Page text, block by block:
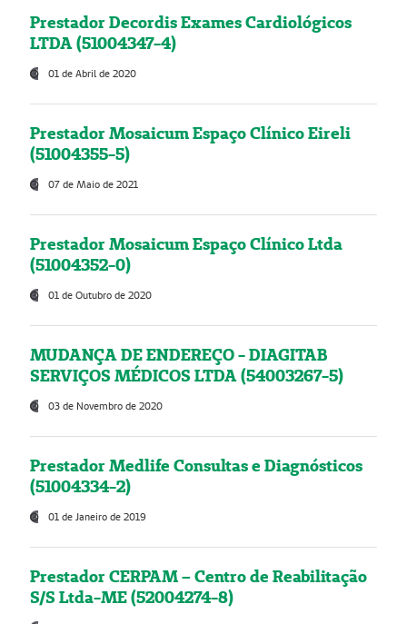
Prestador Decordis Exames Cardiológicos
LTDA (51004347-4)
01 de Abril de 2020
Prestador Mosaicum Espaço Clínico Eireli
(51004355-5)
07 de Maio de 2021
Prestador Mosaicum Espaço Clínico Ltda
(51004352-0)
01 de Outubro de 2020
MUDANÇA DE ENDEREÇO - DIAGITAB
SERVIÇOS MÉDICOS LTDA (54003267-5)
03 de Novembro de 2020
Prestador Medlife Consultas e Diagnósticos
(51004334-2)
01 de Janeiro de 2019
Prestador CERPAM – Centro de Reabilitação
S/S Ltda-ME (52004274-8)